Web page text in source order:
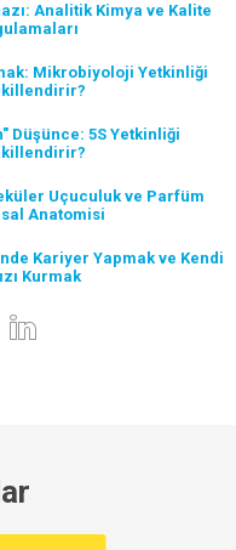
Analitik Kimya ve Kalite
Mikrobiyoloji Yetkinliği
Düşünce: 5S Yetkinliği
Uçuculuk ve Parfüm
Anatomisi
Kariyer Yapmak ve Kendi
Kurmak